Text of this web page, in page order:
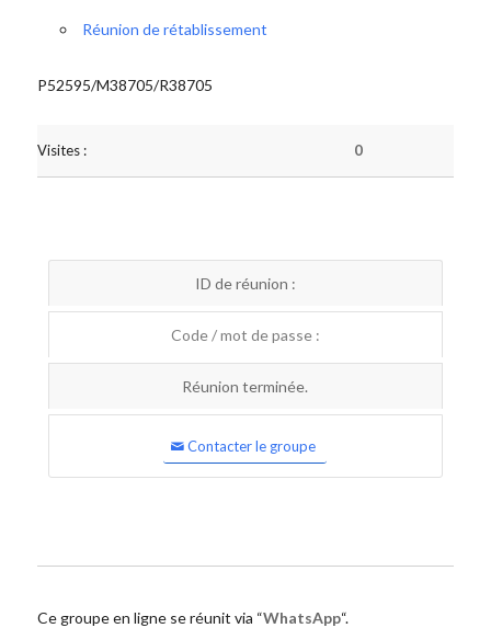
Réunion de rétablissement
P52595/M38705/R38705
Visites : 0
ID de réunion :
Code / mot de passe :
Réunion terminée.
Contacter le groupe
Ce groupe en ligne se réunit via “WhatsApp“.